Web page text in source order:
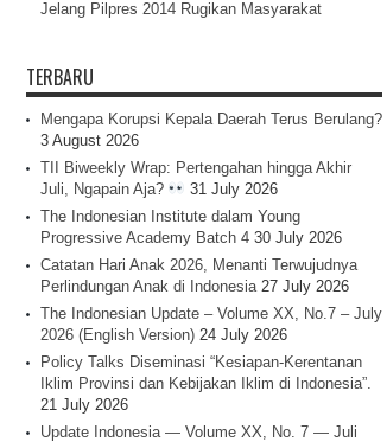
Jelang Pilpres 2014 Rugikan Masyarakat
TERBARU
Mengapa Korupsi Kepala Daerah Terus Berulang?
3 August 2026
TII Biweekly Wrap: Pertengahan hingga Akhir
Juli, Ngapain Aja?
31 July 2026
The Indonesian Institute dalam Young
Progressive Academy Batch 4 30 July 2026
Catatan Hari Anak 2026, Menanti Terwujudnya
Perlindungan Anak di Indonesia 27 July 2026
The Indonesian Update – Volume XX, No.7 – July
2026 (English Version) 24 July 2026
Policy Talks Diseminasi “Kesiapan-Kerentanan
Iklim Provinsi dan Kebijakan Iklim di Indonesia”.
21 July 2026
Update Indonesia — Volume XX, No. 7 — Juli